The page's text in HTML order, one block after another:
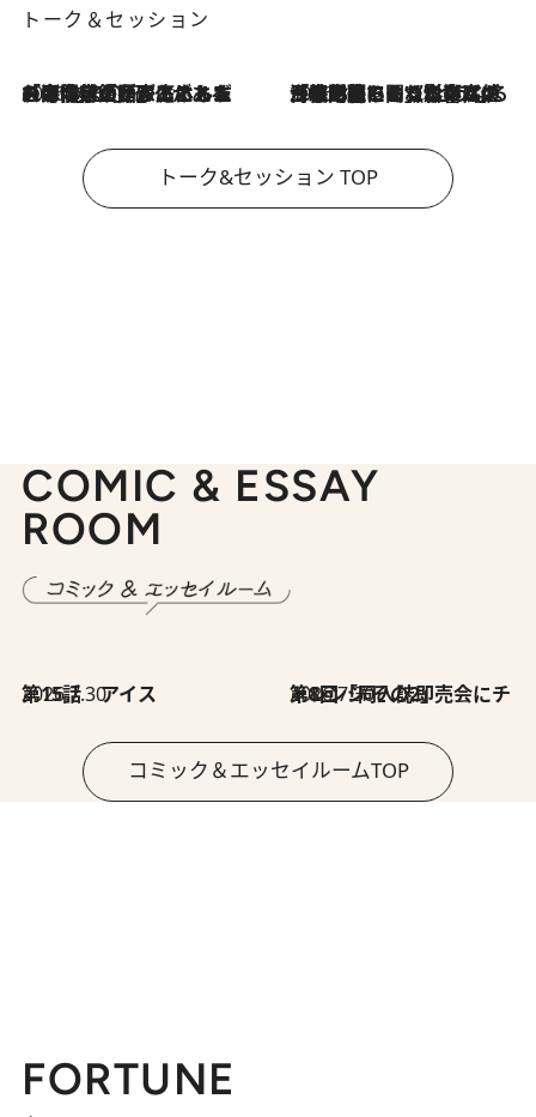
トーク＆セッション
2026.8.3
「今後値上げがあるとすれば…」「リスクがあるのは今年の冬」エネルギー専門家が語る、ホルムズ海峡封鎖が家庭にもたらす“ある心配” 2026.8.3
「住宅建てられない…」「サーチャージ料の高値が続いている」ホルムズ海峡封鎖による影響はいつまで続く？《エネルギー専門家に聞く“どうなる日本の暮らし”》
トーク&セッション TOP
COMIC & ESSAY
ROOM
2026.7.30
第15話 アイス 2026.7.30
第8回「同人誌即売会にチャレンジ その2」
コミック＆エッセイルームTOP
FORTUNE